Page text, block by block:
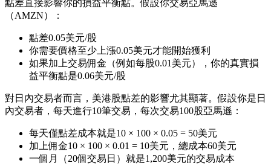
點差直接影響你的損益平衡點。假設你交易亞馬遜
（AMZN）：
點差0.05美元/股
你需要價格至少上漲0.05美元才能開始獲利
如果加上交易佣金（例如每股0.01美元），你的真實損
益平衡點是0.06美元/股
對日內交易者而言，美港股點差的影響尤其顯著。假設你是日
內交易者，每天進行10筆交易，每次交易100股亞馬遜：
每天僅點差成本就是10 × 100 × 0.05 = 50美元
加上佣金10 × 100 × 0.01 = 10美元，總成本60美元
一個月（20個交易日）就是1,200美元的交易成本